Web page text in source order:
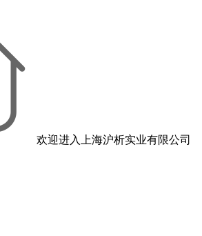
欢迎进入上海沪析实业有限公司